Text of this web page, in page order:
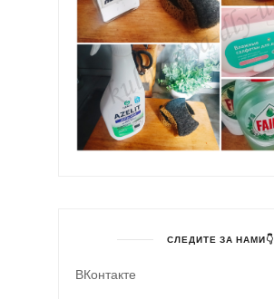
СЛЕДИТЕ ЗА НАМИ👇
ВКонтакте